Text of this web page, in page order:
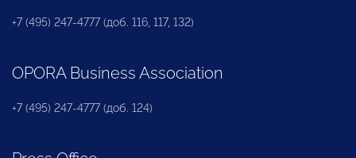
+7 (495) 247-4777 (доб. 116, 117, 132)
OPORA Business Association
+7 (495) 247-4777 (доб. 124)